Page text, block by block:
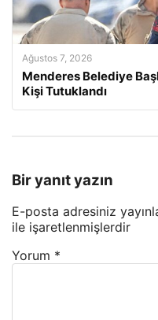
Ağustos 7, 2026
Menderes Belediye
Kişi Tutuklandı
Bir yanıt yazın
E-posta adresiniz
ile işaretlenmişlerdir
Yorum *